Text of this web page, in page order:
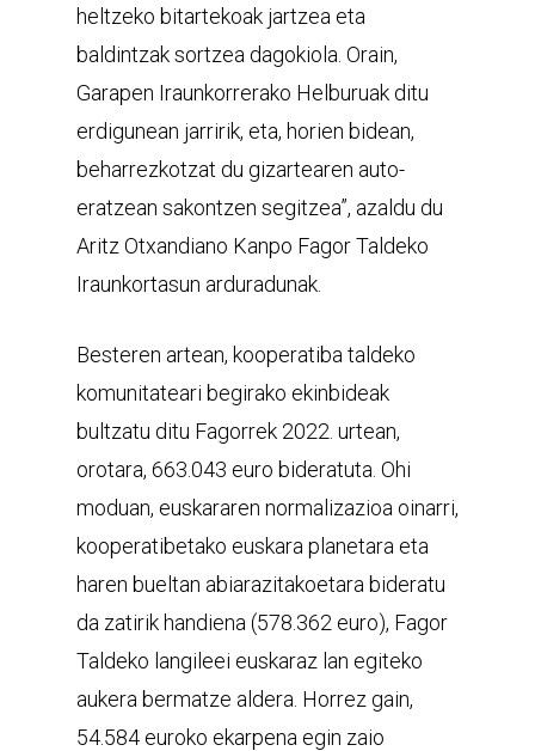
heltzeko bitartekoak jartzea eta
baldintzak sortzea dagokiola. Orain,
Garapen Iraunkorrerako Helburuak ditu
erdigunean jarririk, eta, horien bidean,
beharrezkotzat du gizartearen auto-
eratzean sakontzen segitzea”, azaldu du
Aritz Otxandiano Kanpo Fagor Taldeko
Iraunkortasun arduradunak.
Besteren artean, kooperatiba taldeko
komunitateari begirako ekinbideak
bultzatu ditu Fagorrek 2022. urtean,
orotara, 663.043 euro bideratuta. Ohi
moduan, euskararen normalizazioa oinarri,
kooperatibetako euskara planetara eta
haren bueltan abiarazitakoetara bideratu
da zatirik handiena (578.362 euro), Fagor
Taldeko langileei euskaraz lan egiteko
aukera bermatze aldera. Horrez gain,
54.584 euroko ekarpena egin zaio